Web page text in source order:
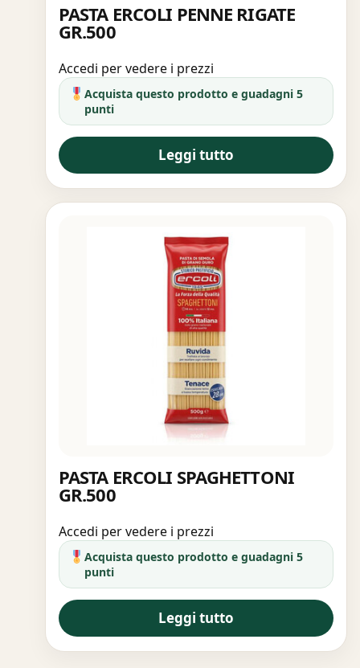
PASTA ERCOLI PENNE RIGATE
GR.500
Accedi per vedere i prezzi
Acquista questo prodotto e guadagni 5
punti
Leggi tutto
PASTA ERCOLI SPAGHETTONI
GR.500
Accedi per vedere i prezzi
Acquista questo prodotto e guadagni 5
punti
Leggi tutto